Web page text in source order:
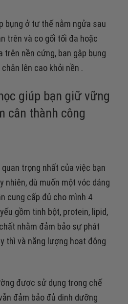
bụng ở tư thế nằm ngửa sau
trên và co gối tối đa hoặc
trên nền cứng, bạn gập bụng
lên cao khỏi nền .
giúp bạn giữ vững
cân thành công
trọng nhất của việc bạn
nhiên, dù muốn một vóc dáng
cung cấp đủ cho mình 4
gồm tinh bột, protein, lipid,
nhằm đảm bảo sự phát
thì và năng lượng hoạt động
được sử dụng trong chế
đảm bảo đủ dinh dưỡng